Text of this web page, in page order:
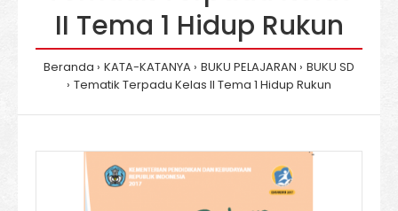
II Tema 1 Hidup Rukun
Beranda KATA-KATANYA BUKU PELAJARAN
BUKU SD
Tematik Terpadu Kelas II Tema 1 Hidup Rukun